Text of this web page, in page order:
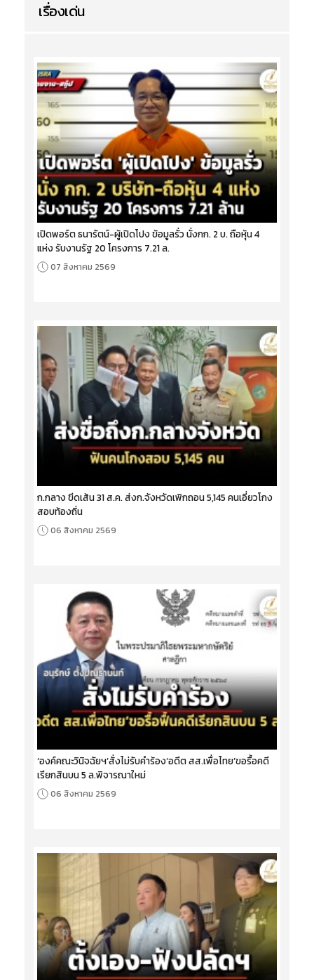
เรื่องเด่น
เปิดพอร์ต ธนารัตน์-ผู้เปิดโปง ข้อมูลรั่ว นั่งกก. 2 บ. ถือหุ้น 4
แห่ง รับงานรัฐ 20 โครงการ 7.21 ล.
07 สิงหาคม 2569
ก.กลาง ขีดเส้น 31 ส.ค. ส่งก.จังหวัดเพิกถอน 5,145 คนเอี่ยวโกง
สอบท้องถิ่น
06 สิงหาคม 2569
‘องค์คณะวินิจฉัยฯ’สั่งไม่รับคำร้อง‘อดีต สส.เพื่อไทย’ขอรื้อคดี
เรียกสินบน 5 ล.พิจารณาใหม่
06 สิงหาคม 2569